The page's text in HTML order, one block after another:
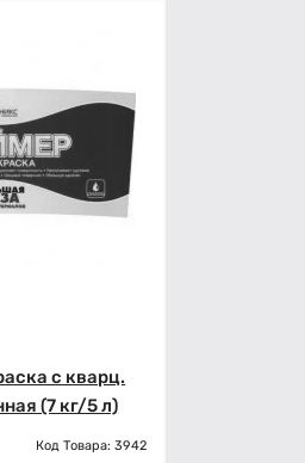
с кварц.
(7 кг/5 л)
Код Товара: 3942